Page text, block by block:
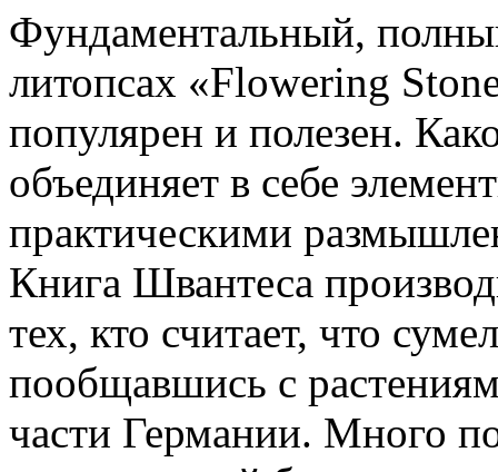
Фундаментальный,
литопсах «Flowering
популярен и полезен.
объединяет в себе
практическими
Книга Швантеса
тех, кто считает, что
пообщавшись с
части Германии. Много